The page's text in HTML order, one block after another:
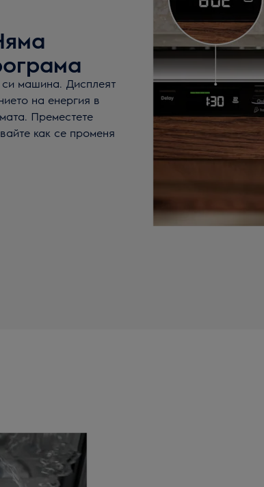
машина. Дисплеят
на енергия в
Преместете
как се променя